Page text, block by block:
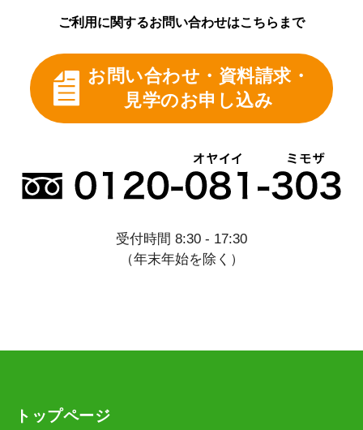
ご利用に関するお問い合わせはこちらまで
お問い合わせ・資料請求・
見学のお申し込み
受付時間 8:30 - 17:30
（年末年始を除く）
トップページ